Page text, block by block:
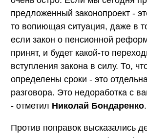
предложенный законопроект -
то вопиющая ситуация, даже в
если закон о пенсионной
принят, и будет какой-то
вступления закона в силу. То,
определены сроки - это
разговора. Это недоработка с
- отметил Николай Бондаренко.
Против поправок высказались